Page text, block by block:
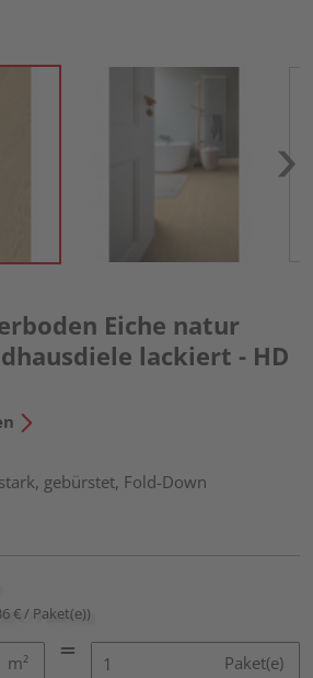
Eiche natur
lackiert - HD
gebürstet, Fold-Down
€ / Paket(e))
m² Paket(e)